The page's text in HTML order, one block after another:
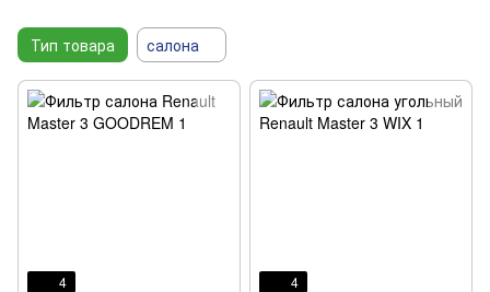
Тип товара салона
4 4